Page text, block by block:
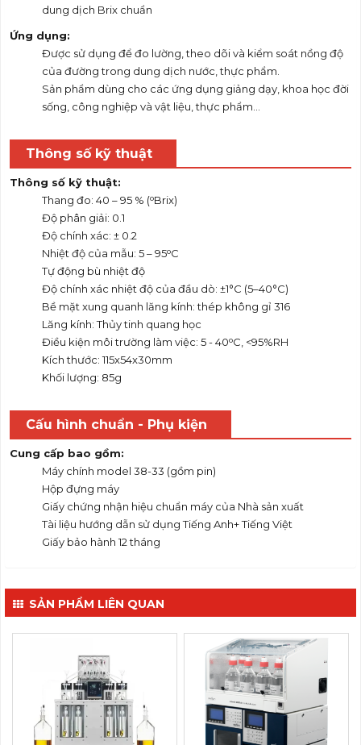
dung dịch Brix chuẩn
Ứng dụng:
Được sử dụng để đo lường, theo dõi và kiểm soát nồng độ
của đường trong dung dịch nước, thực phẩm.
Sản phẩm dùng cho các ứng dụng giảng dạy, khoa học đời
sống, công nghiệp và vật liệu, thực phẩm...
Thông số kỹ thuật
Thông số kỹ thuật:
Thang đo: 40 – 95 % (oBrix)
Độ phân giải: 0.1
Độ chính xác: ± 0.2
Nhiệt độ của mẫu: 5 – 95oC
Tự động bù nhiệt độ
Độ chính xác nhiệt độ của đầu dò: ±1°C (5–40°C)
Bề mặt xung quanh lăng kính: thép không gỉ 316
Lăng kính: Thủy tinh quang học
Điều kiện môi trường làm việc: 5 - 40oC, <95%RH
Kích thước: 115x54x30mm
Khối lượng: 85g
Cấu hình chuẩn - Phụ kiện
Cung cấp bao gồm:
Máy chính model 38-33 (gồm pin)
Hộp đựng máy
Giấy chứng nhận hiệu chuẩn máy của Nhà sản xuất
Tài liệu hướng dẫn sử dụng Tiếng Anh+ Tiếng Việt
Giấy bảo hành 12 tháng
SẢN PHẨM LIÊN QUAN